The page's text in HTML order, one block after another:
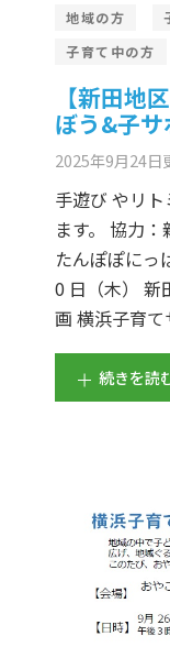
地域の方
子育て中の方
【新田地
ぼう&子
2025年9月24日
手遊び やリ
ます。 協力
たんぽぽにっ
0 日（木） 新
画 横浜子育
続きを読